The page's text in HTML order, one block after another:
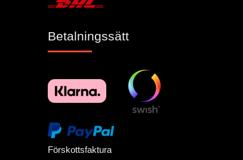
Betalningssätt
Förskottsfaktura